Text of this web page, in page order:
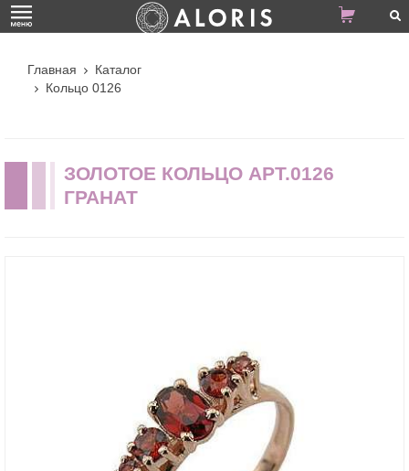
Главная
Каталог
Кольцо 0126
ЗОЛОТОЕ КОЛЬЦО АРТ.0126
ГРАНАТ